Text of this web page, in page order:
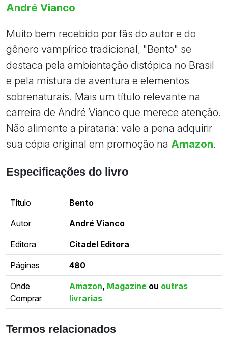
André Vianco
Muito bem recebido por fãs do autor e do
gênero vampírico tradicional, "Bento" se
destaca pela ambientação distópica no Brasil
e pela mistura de aventura e elementos
sobrenaturais. Mais um título relevante na
carreira de André Vianco que merece atenção.
Não alimente a pirataria: vale a pena adquirir
sua cópia original em promoção na Amazon.
Especificações do livro
Titulo Bento
Autor André Vianco
Editora Citadel Editora
Páginas 480
Onde
Comprar
Amazon, Magazine ou outras
livrarias
Termos relacionados